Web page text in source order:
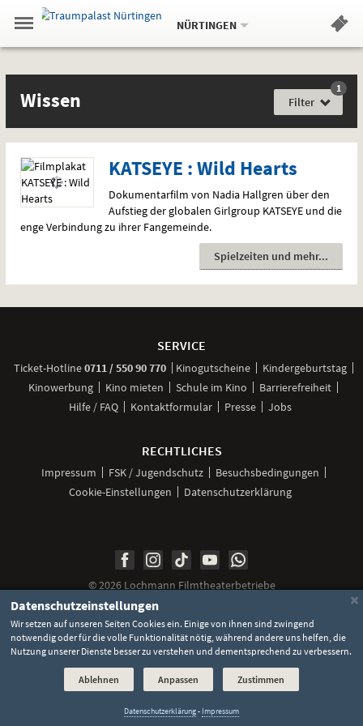
Springe
zum
,zum
.
Navigation
Gehe
zur
Standortauswahl
Standort:
NÜRTINGEN.
Hinweis
Wissen
Gefühlslage
Wissen Filter
1 Film
KATSEYE : Wild Hearts
Dokumentarfilm von Nadia Hallgren über den
Aufstieg der globalen Girlgroup KATSEYE und die
enge Verbindung zu ihrer Fangemeinde.
Spielzeiten und mehr
SERVICE
Ticket-Hotline0711 / 550 90 770anrufen
Kinogutscheine
Kindergeburtstag
Kinowerbung
Kino mieten Schule im Kino
Barrierefreiheit
Hilfe / FAQ
Kontaktformular Presse Jobs
RECHTLICHES
Impressum FSK / Jugendschutz
Besuchsbedingungen
Cookie-Einstellungen
Datenschutzerklärung
Links
Unsere
Seite
Facebook
Unsere
Seite
Instagram
Unsere
Seite
bei
TikTok
Unser
Kanal
YouTube
Unser
Kanal
bei
WhatsApp
©2026 Lochmann Filmtheaterbetriebe
×
Datenschutzeinstellungen
Wir setzen auf unseren Seiten Cookies ein. Einige von ihnen sind zwingend
notwendig oder für die volle Funktionalität nötig, während andere uns helfen, die
Nutzung unserer Dienste besser zu verstehen und dementsprechend zu verbessern.
Ablehnen Anpassen Zustimmen
Datenschutzerklärung- Impressum